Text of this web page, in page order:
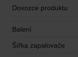
Dovozce produktu
Balení
Šířka zapalovače